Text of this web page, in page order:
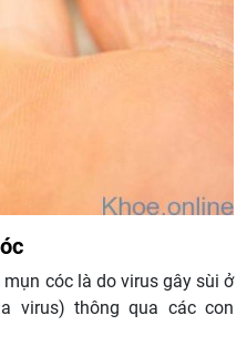
cóc là do virus gây sùi ở
virus) thông qua các con